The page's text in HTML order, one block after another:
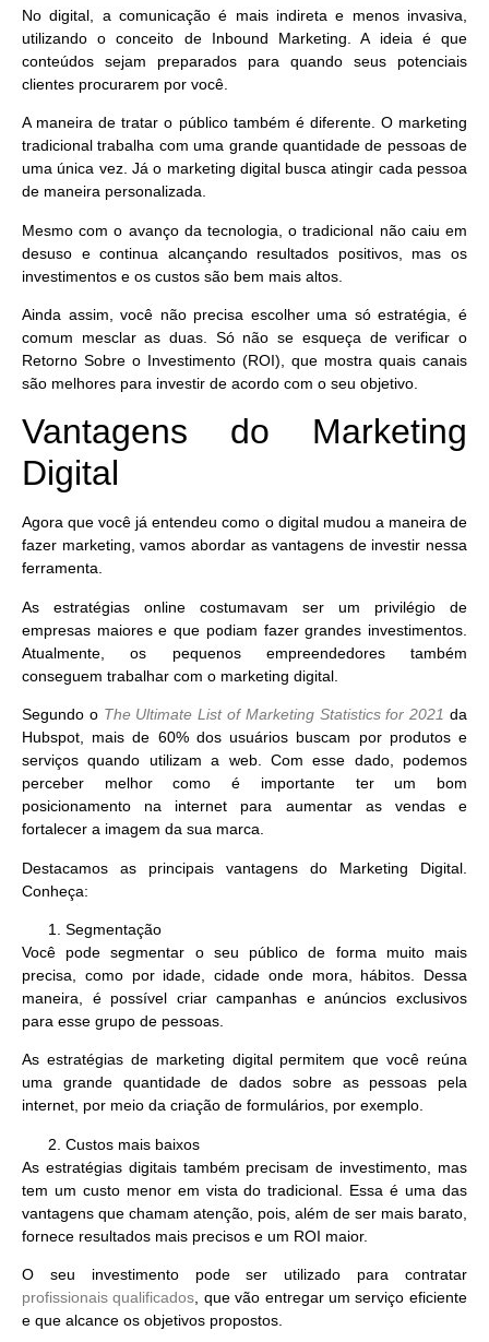
Nodigital , a comunicação é mais indireta e menos invasiva,
utilizando o conceito de Inbound Marketing . A ideia é que
conteúdos sejam preparados para quando seus potenciais
clientes procurarem por você.
A maneira de tratar o público também é diferente. O marketing
tradicional trabalha com uma grande quantidade de pessoas de
uma única vez. Já o marketing digital busca atingir cada pessoa
de maneira personalizada.
Mesmo com o avanço da tecnologia, o tradicional não caiu em
desuso e continua alcançando resultados positivos, mas os
investimentos e os custos são bem mais altos.
Ainda assim, você não precisa escolher uma só estratégia, é
comum mesclar as duas. Só não se esqueça de verificar o
Retorno Sobre o Investimento (ROI) , que mostra quais canais
são melhores para investir de acordo com o seu objetivo.
Vantagens do Marketing
Digital
Agora que você já entendeu como o digital mudou a maneira de
fazer marketing, vamos abordar as vantagens de investir nessa
ferramenta.
As estratégias online costumavam ser um privilégio de
empresas maiores e que podiam fazer grandes investimentos.
Atualmente, os pequenos empreendedores também
conseguem trabalhar com o marketing digital.
Segundo o The Ultimate List of Marketing Statistics for 2021 da
Hubspot, mais de 60% dos usuários buscam por produtos e
serviços quando utilizam a web. Com esse dado, podemos
perceber melhor como é importante ter um bom
posicionamento na internet para aumentar as vendas e
fortalecer a imagem da sua marca.
Destacamos as principais vantagens do Marketing Digital.
Conheça:
Segmentação
Você podesegmentar o seu público de forma muito mais
precisa , como por idade, cidade onde mora, hábitos. Dessa
maneira, é possível criar campanhas e anúncios exclusivos
para esse grupo de pessoas.
As estratégias de marketing digital permitem que você reúna
uma grande quantidade de dados sobre as pessoas pela
internet, por meio da criação de formulários, por exemplo.
Custos mais baixos
As estratégias digitais também precisam de investimento, mas
tem um custo menor em vista do tradicional . Essa é uma das
vantagens que chamam atenção, pois, além de ser mais barato,
fornece resultados mais precisos e um ROI maior.
O seu investimento pode ser utilizado para contratar
profissionais qualificados , que vão entregar um serviço eficiente
e que alcance os objetivos propostos.